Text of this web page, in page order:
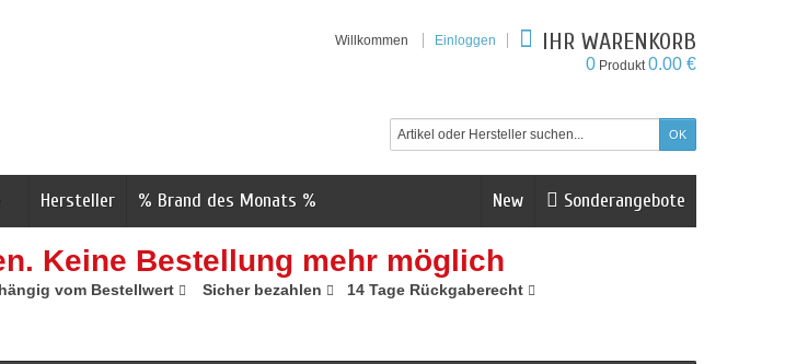
Willkommen Einloggen IHR WARENKORB
0 Produkt0.00 €
Sonderangebote
New
Hersteller % Brand des Monats %
Keine Bestellung mehr möglich
vom Bestellwert Sicher bezahlen 14 Tage Rückgaberecht